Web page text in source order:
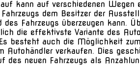
kann auf verschiedenen
dem Besitzer der
des Fahrzeugs überzeugen kann.
die effektivste Variante des
besteht auch die Möglichkeit
Autohändler verkaufen. Dies
des neuen Fahrzeugs als